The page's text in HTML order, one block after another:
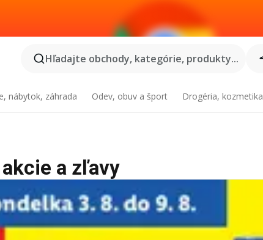
Hľadajte obchody, kategórie, produkty...
nábytok, záhrada Odev, obuv a šport Drogéria, kozmetika
a zľavy